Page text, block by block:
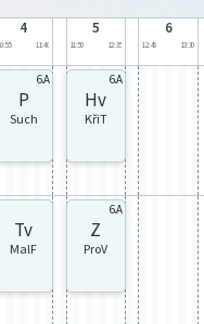
4
11:40
5
11:50 12:35
6
12:45 13:30
6.A
P
Such
6.A
Hv
KřiT
Tv
MalF
6.A
Z
ProV